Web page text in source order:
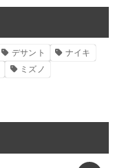
デサント
ナイキ
ミズノ